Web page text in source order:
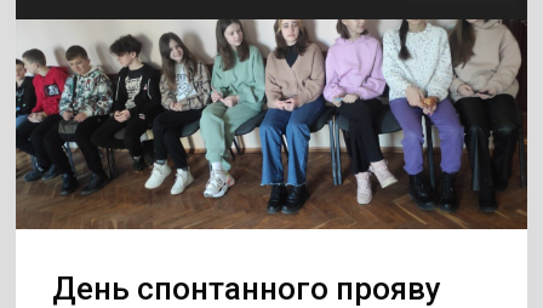
День спонтанного прояву